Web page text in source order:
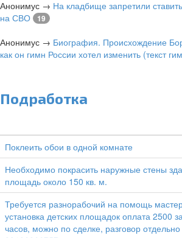
Анонимус → На кладбище запретили
на СВО
19
Анонимус → Биография. Происхождение
как он гимн России хотел изменить (текст
Подработка
Поклеить обои в одной комнате
Необходимо покрасить наружные стены
площадь около 150 кв. м.
Требуется разнорабочий на помощь
установка детских площадок оплата 2500
часов, можно по сделке, разговор отдельно